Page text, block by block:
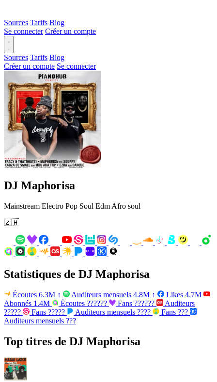
Sources Tarifs Blog
Se connecter Créer un compte
Sources Tarifs Blog
Créer un compte Se connecter
DJ Maphorisa
Mainstream Electro Pop Soul Edm Afro soul
🇿🇦
Statistiques de DJ Maphorisa
Écoutes 6.3M ↑ Auditeurs mensuels 4.8M ↑ Likes 4.7M
Abonnés 1.4M Écoutes ?????? Fans ??????
Auditeurs
?????
Fans ????? Auditeurs mensuels ???? Fans ???
Auditeurs mensuels ???
Top titres de DJ Maphorisa